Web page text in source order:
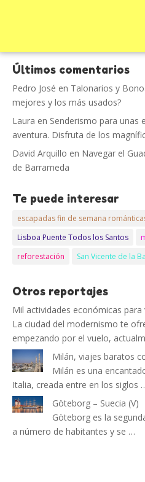
Últimos comentarios
Pedro José en Talonarios y
mejores y los más usados?
Laura en Senderismo para unas
aventura. Disfruta de los
David Arquillo en Navegar el
de Barrameda
Te puede interesar
escapadas fin de semana
Lisboa Puente Todos los Santos
reforestación
San Vicente de la
Otros reportajes
Mil actividades económicas
La ciudad del modernismo te
empezando por el vuelo,
Milán, viajes baratos
Milán es una
Italia, creada entre en los siglos
Göteborg – Suecia (V)
Göteborg es la
a número de habitantes y se …